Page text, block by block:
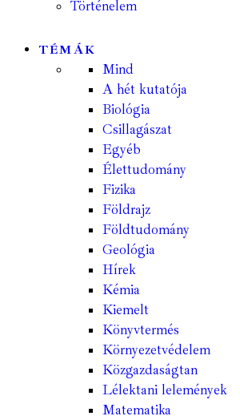
Történelem
TÉMÁK
Mind
A hét kutatója
Biológia
Csillagászat
Egyéb
Élettudomány
Fizika
Földrajz
Földtudomány
Geológia
Hírek
Kémia
Kiemelt
Könyvtermés
Környezetvédelem
Közgazdaságtan
Lélektani lelemények
Matematika